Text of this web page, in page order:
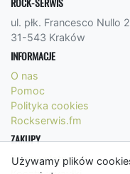
Używamy plików
ul. płk. Francesco Nullo
31-543 Kraków
INFORMACJE
O nas
Pomoc
Polityka cookies
Rockserwis.fm
ZAKUPY
Formy płatności